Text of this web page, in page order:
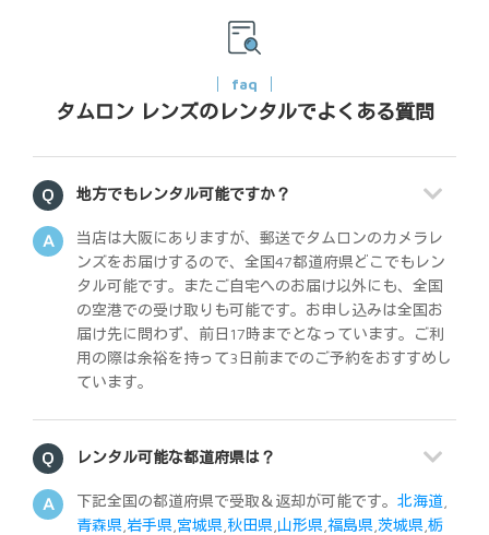
faq
タムロン レンズのレンタルでよくある質問
地方でもレンタル可能ですか？
当店は大阪にありますが、郵送でタムロンのカメラレ
ンズをお届けするので、全国47都道府県どこでもレン
タル可能です。またご自宅へのお届け以外にも、全国
の空港での受け取りも可能です。お申し込みは全国お
届け先に問わず、前日17時までとなっています。ご利
用の際は余裕を持って3日前までのご予約をおすすめし
ています。
レンタル可能な都道府県は？
下記全国の都道府県で受取＆返却が可能です。 北海道
青森県 岩手県 宮城県 秋田県 山形県 福島県 茨城県 栃